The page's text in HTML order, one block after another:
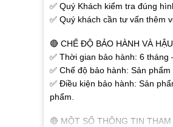
✅ Quý Khách kiểm tra đúng
✅ Quý khách cần tư vấn thêm
🔴 CHẾ ĐỘ BẢO HÀNH VÀ
✅ Thời gian bảo hành: 6
✅ Chế độ bảo hành: Sản
✅ Điều kiện bảo hành: Sản
phẩm.
🔴 MỘT SỐ THÔNG TIN